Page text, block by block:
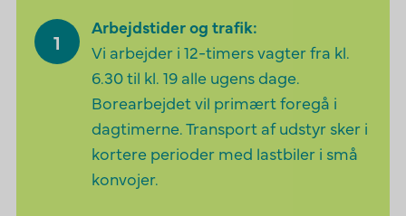
Arbejdstider og trafik:
Vi arbejder i 12-timers vagter fra kl.
6.30 til kl. 19 alle ugens dage.
Borearbejdet vil primært foregå i
dagtimerne. Transport af udstyr sker i
kortere perioder med lastbiler i små
konvojer.